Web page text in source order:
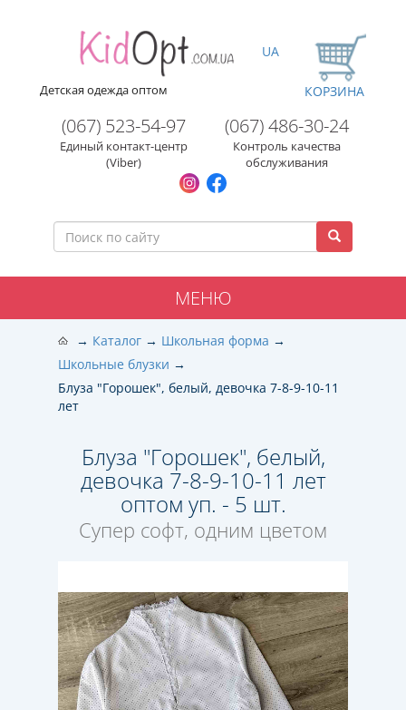
Детская одежда оптом
(067) 523-54-97
Единый контакт-центр
(Viber)
(067) 486-30-24
Контроль качества
обслуживания
UA
КОРЗИНА
МЕНЮ
Каталог
Школьная форма
Школьные блузки
Блуза "Горошек", белый, девочка 7-8-9-10-11
лет
Блуза "Горошек", белый,
девочка 7-8-9-10-11 лет
оптом уп. - 5 шт.
Супер софт, одним цветом